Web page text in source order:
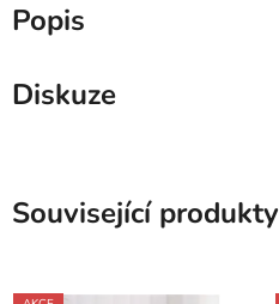
Popis
Diskuze
Související produkty